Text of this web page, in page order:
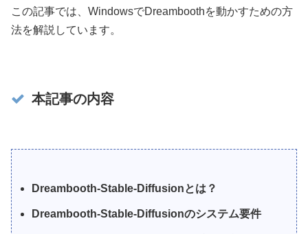
この記事では、WindowsでDreamboothを動かすための方
法を解説しています。
本記事の内容
Dreambooth-Stable-Diffusionとは？
Dreambooth-Stable-Diffusionのシステム要件